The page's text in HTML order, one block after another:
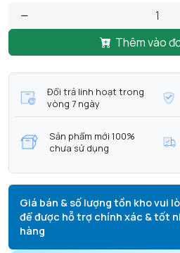
Thêm vào
Đổi trả linh hoạt trong
vòng 7 ngày
Sản phẩm mới 100%
chưa sử dụng
Giá bán & số lượng tồn kho vui
để được hỗ trợ chính xác & tốt
hàng